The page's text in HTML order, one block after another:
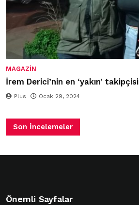
MAGAZIN
İrem Derici’nin en ‘yakın’ takipçisi
Plus Ocak 29, 2024
Son İncelemeler
Önemli Sayfalar